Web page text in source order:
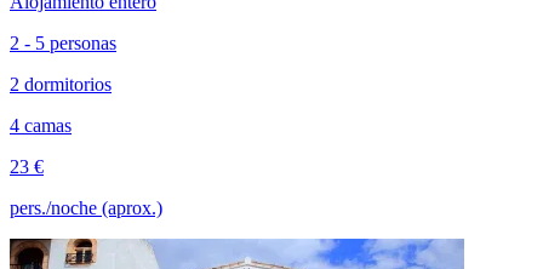
2 - 5 personas
2 dormitorios
4 camas
23 €
pers./noche (aprox.)